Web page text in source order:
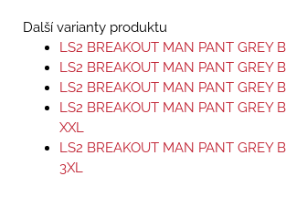
Další varianty produktu
LS2 BREAKOUT MAN PANT GREY
LS2 BREAKOUT MAN PANT GREY
LS2 BREAKOUT MAN PANT GREY
LS2 BREAKOUT MAN PANT GREY
XXL
LS2 BREAKOUT MAN PANT GREY
3XL